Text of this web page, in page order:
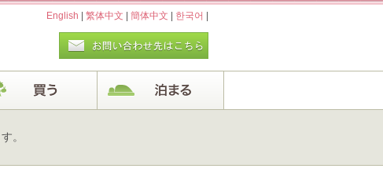
English 繁体中文 簡体中文 한국어
。